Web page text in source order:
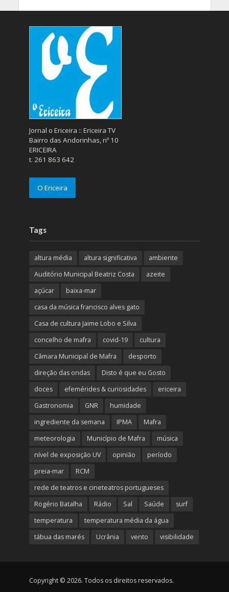
Jornal o Ericeira :: Ericeira TV
Bairro das Andorinhas, nº 10
ERICEIRA
t. 261 863 642
O Ericeira
Tags
altura média altura significativa
ambiente
Auditório Municipal Beatriz Costa
azeite
açúcar
baixa-mar
casa da música francisco alves gato
Casa de cultura Jaime Lobo e Silva
concelho de mafra
covid-19
cultura
Câmara Municipal de Mafra
desporto
direção das ondas
Disto é que eu Gosto
doces
efemérides & curiosidades
ericeira
Gastronomia
GNR
humidade
ingrediente da semana
IPMA
Mafra
meteorologia
Município de Mafra
música
nível de exposição UV
opinião
período
preia-mar
RCM
rede de teatros e cineteatros portugueses
Rogério Batalha
Rádio Sal Saúde
surf
temperatura
temperatura média da água
tábua das marés
Ucrânia vento visibilidade
Copyright © 2026. Todos os direitos reservados.